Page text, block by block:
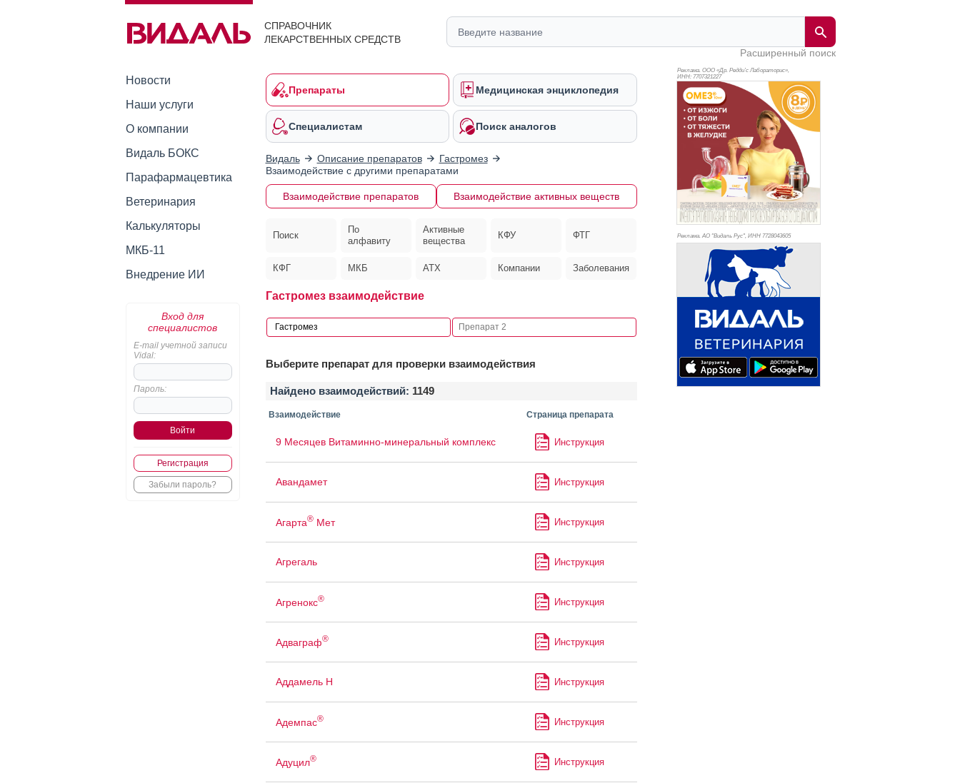
СПРАВОЧНИК
ЛЕКАРСТВЕННЫХ СРЕДСТВ
Расширенный поиск
Новости
Наши услуги
О компании
Видаль БОКС
Парафармацевтика
Ветеринария
Калькуляторы
МКБ-11
Внедрение ИИ
Вход для
специалистов
E-mail учетной записи
Vidal:
Пароль:
Регистрация
Забыли пароль?
Препараты Медицинская энциклопедия
Специалистам Поиск аналогов
Видаль Описание препаратов
Гастромез
Взаимодействие с другими препаратами
Взаимодействие препаратов Взаимодействие активных веществ
Поиск
По
алфавиту
Активные
вещества
КФУ ФТГ
КФГ МКБ АТХ Компании Заболевания
Гастромез взаимодействие
Выберите препарат для проверки взаимодействия
Найдено взаимодействий: 1149
Взаимодействие Страница препарата
9 Месяцев Витаминно-минеральный комплекс Инструкция
Авандамет Инструкция
Агарта®Мет Инструкция
Агрегаль Инструкция
Агренокс® Инструкция
Адваграф® Инструкция
Аддамель Н Инструкция
Адемпас® Инструкция
Адуцил® Инструкция
Реклама. ООО «Др. Редди’с Лабораторис»,
ИНН: 7707321227
Реклама. АО "Видаль Рус", ИНН 7728043605